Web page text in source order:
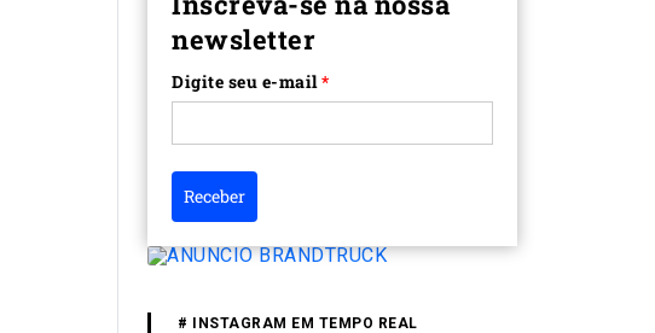
newsletter
Digite seu e-mail*
Receber
# INSTAGRAM EM TEMPO REAL